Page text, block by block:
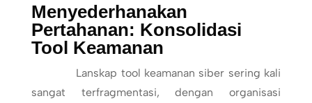
Menyederhanakan
Pertahanan: Konsolidasi
Tool Keamanan
Lanskap tool keamanan siber sering kali
sangat terfragmentasi, dengan organisasi